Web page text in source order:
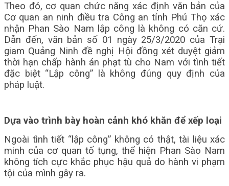
Theo đó, cơ quan chức năng xác định văn bản của
Cơ quan an ninh điều tra Công an tỉnh Phú Thọ xác
nhận Phan Sào Nam lập công là không có căn cứ.
Dẫn đến, văn bản số 01 ngày 25/3/2020 của Trại
giam Quảng Ninh đề nghị Hội đồng xét duyệt giảm
thời hạn chấp hành án phạt tù cho Nam với tình tiết
đặc biệt “Lập công” là không đúng quy định của
pháp luật.
Dựa vào trình bày hoàn cảnh khó khăn để xếp loại
Ngoài tình tiết “lập công” không có thật, tài liệu xác
minh của cơ quan tố tụng, thể hiện Phan Sào Nam
không tích cực khắc phục hậu quả do hành vi phạm
tội của mình gây ra.